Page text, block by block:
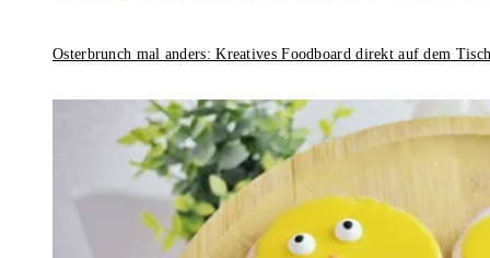
Osterbrunch mal anders: Kreatives Foodboard direkt auf dem